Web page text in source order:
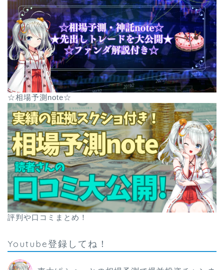
☆相場予測note☆
評判や口コミまとめ！
Youtube登録してね！